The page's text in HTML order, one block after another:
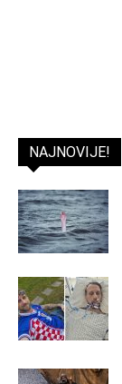
NAJNOVIJE!